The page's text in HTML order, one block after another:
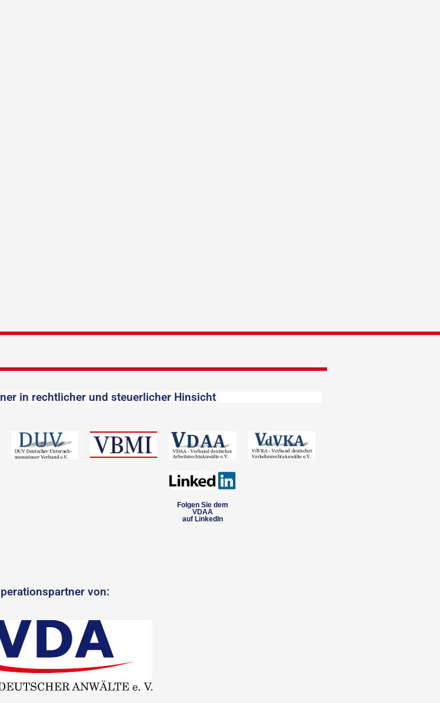
in rechtlicher und steuerlicher Hinsicht
Folgen Sie dem
VDAA
auf LinkedIn
von: